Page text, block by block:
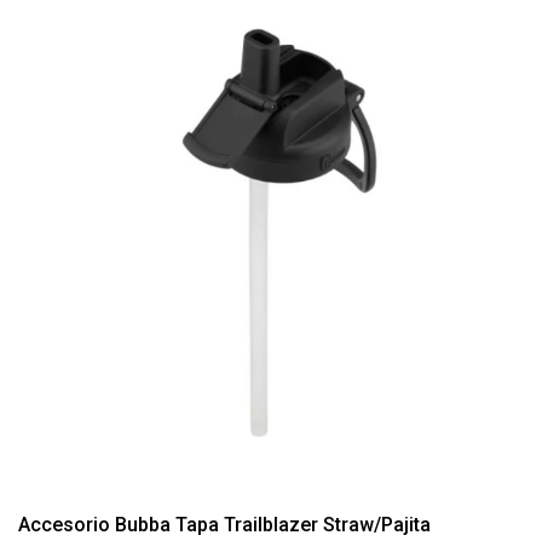
Accesorio Bubba Tapa Trailblazer Straw/Pajita